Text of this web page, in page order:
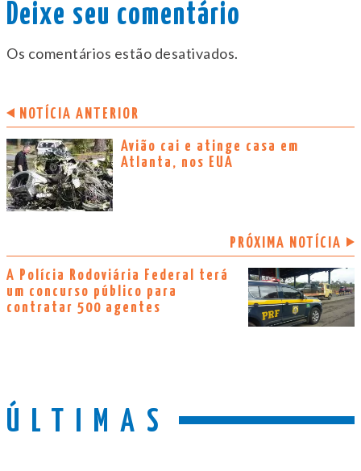
Deixe seu comentário
Os comentários estão desativados.
NOTÍCIA ANTERIOR
Avião cai e atinge casa em
Atlanta, nos EUA
PRÓXIMA NOTÍCIA
A Polícia Rodoviária Federal terá
um concurso público para
contratar 500 agentes
ÚLTIMAS